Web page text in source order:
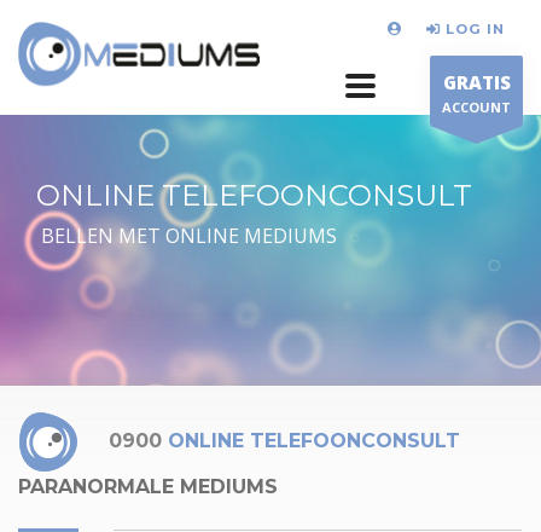
LOG IN
GRATIS
ACCOUNT
ONLINE TELEFOONCONSULT
BELLEN MET ONLINE MEDIUMS
0900 ONLINE TELEFOONCONSULT
PARANORMALE MEDIUMS